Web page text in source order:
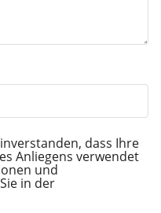
dass Ihre
Anliegens verwendet
und
in der